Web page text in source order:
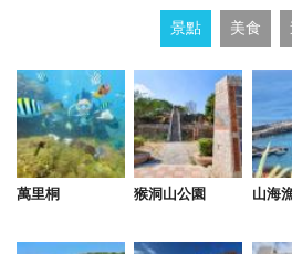
庭院寬闊，包棟的好選擇，
2020-03-01 15:52:11
境很好
景點 美食
萬里桐 猴洞山公園 山海